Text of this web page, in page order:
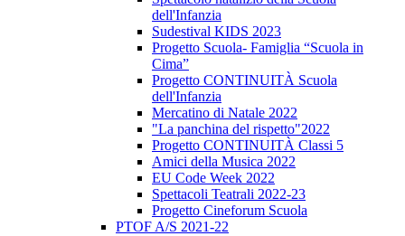
dell'Infanzia
Sudestival KIDS 2023
Progetto Scuola- Famiglia “Scuola in
Cima”
Progetto CONTINUITÀ Scuola
dell'Infanzia
Mercatino di Natale 2022
"La panchina del rispetto"2022
Progetto CONTINUITÀ Classi 5
Amici della Musica 2022
EU Code Week 2022
Spettacoli Teatrali 2022-23
Progetto Cineforum Scuola
PTOF A/S 2021-22